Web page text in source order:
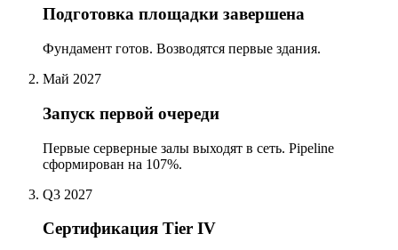
Подготовка площадки завершена
Фундамент готов. Возводятся первые здания.
Май 2027
Запуск первой очереди
Первые серверные залы выходят в сеть. Pipeline
сформирован на 107%.
Q3 2027
Сертификация Tier IV